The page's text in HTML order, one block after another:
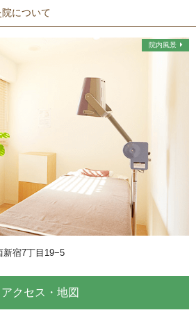
について
院内風景
新宿7丁目19−5
アクセス・地図